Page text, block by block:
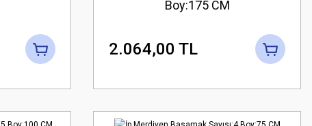
Boy:175 CM
2.064,00 TL